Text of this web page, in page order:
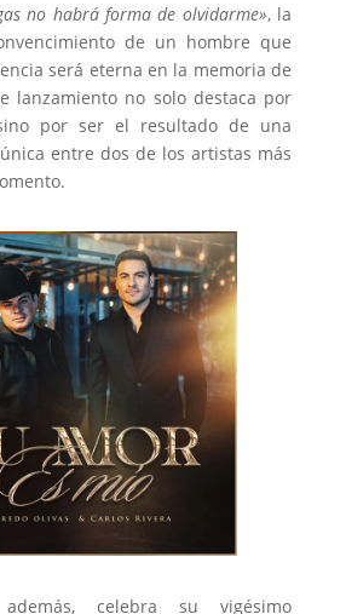
no habrá forma de olvidarme», la
de un hombre que
será eterna en la memoria de
lanzamiento no solo destaca por
por ser el resultado de una
entre dos de los artistas más
celebra su vigésimo